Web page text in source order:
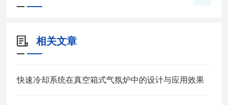
相关文章
快速冷却系统在真空箱式气氛炉中的设计与应用效果